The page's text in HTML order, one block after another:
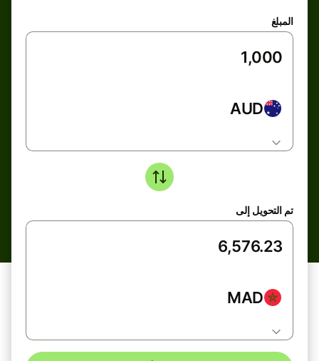
المبلغ
AUD
تم التحويل إلى
MAD